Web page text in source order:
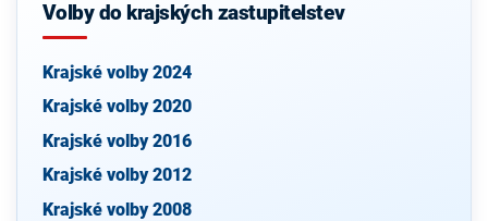
Volby do krajských zastupitelstev
Krajské volby 2024
Krajské volby 2020
Krajské volby 2016
Krajské volby 2012
Krajské volby 2008